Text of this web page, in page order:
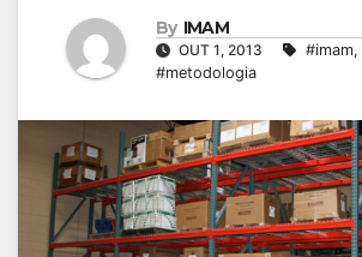
By IMAM
OUT 1, 2013 #imam,
#metodologia